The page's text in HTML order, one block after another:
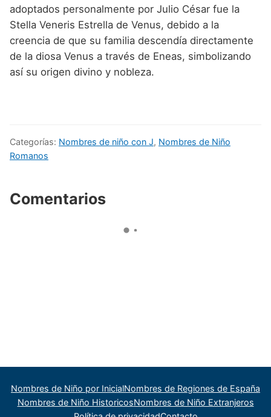
adoptados personalmente por Julio César fue la
Stella Veneris Estrella de Venus, debido a la
creencia de que su familia descendía directamente
de la diosa Venus a través de Eneas, simbolizando
así su origen divino y nobleza.
Categorías: Nombres de niño con J, Nombres de Niño
Romanos
Comentarios
Nombres de Niño por InicialNombres de Regiones de España
Nombres de Niño HistoricosNombres de Niño Extranjeros